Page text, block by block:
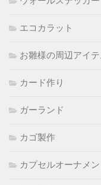
エコカラット
お雛様の周辺アイ
カード作り
ガーランド
カゴ製作
カプセルオーナメン